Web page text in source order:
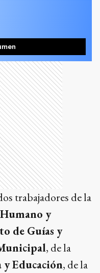
trabajadores de la
y
de Guías y
, de la
Educación, de la